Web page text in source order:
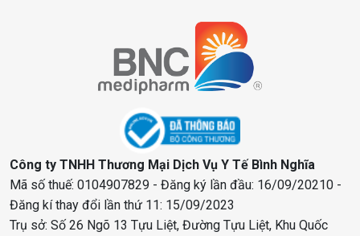
Công ty TNHH Thương Mại Dịch Vụ Y Tế Bình Nghĩa
Mã số thuế: 0104907829 - Đăng ký lần đầu: 16/09/20210 -
Đăng kí thay đổi lần thứ 11: 15/09/2023
Trụ sở: Số 26 Ngõ 13 Tựu Liệt, Đường Tựu Liệt, Khu Quốc